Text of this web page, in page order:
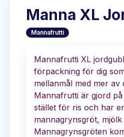
Manna XL
Mannafrutti
Mannafrutti XL
förpackning för dig
mellanmål med mer av
Mannafrutti är gjord
stället för ris och har
mannagrynsgröt, mjölk
Mannagrynsgröten